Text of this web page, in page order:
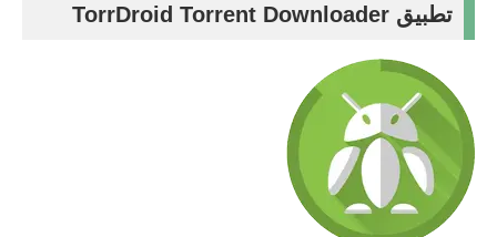
تطبيق TorrDroid Torrent Downloader